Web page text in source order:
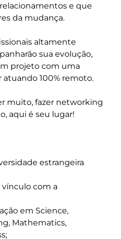
e que
da mudança.
altamente
sua evolução,
projeto com uma
100% remoto.
muito, fazer networking
aqui é seu lugar!
estrangeira
vínculo com a
em Science,
Mathematics,